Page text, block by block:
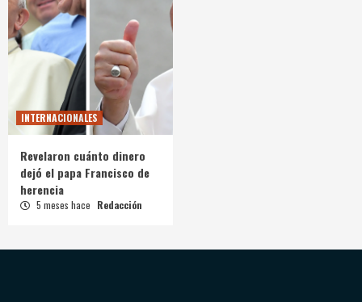
INTERNACIONALES
Revelaron cuánto dinero
dejó el papa Francisco de
herencia
5 meses hace Redacción